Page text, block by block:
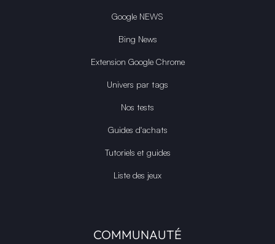
Google NEWS
Bing News
Extension Google Chrome
Univers par tags
Nos tests
Guides d'achats
Tutoriels et guides
Liste des jeux
COMMUNAUTÉ